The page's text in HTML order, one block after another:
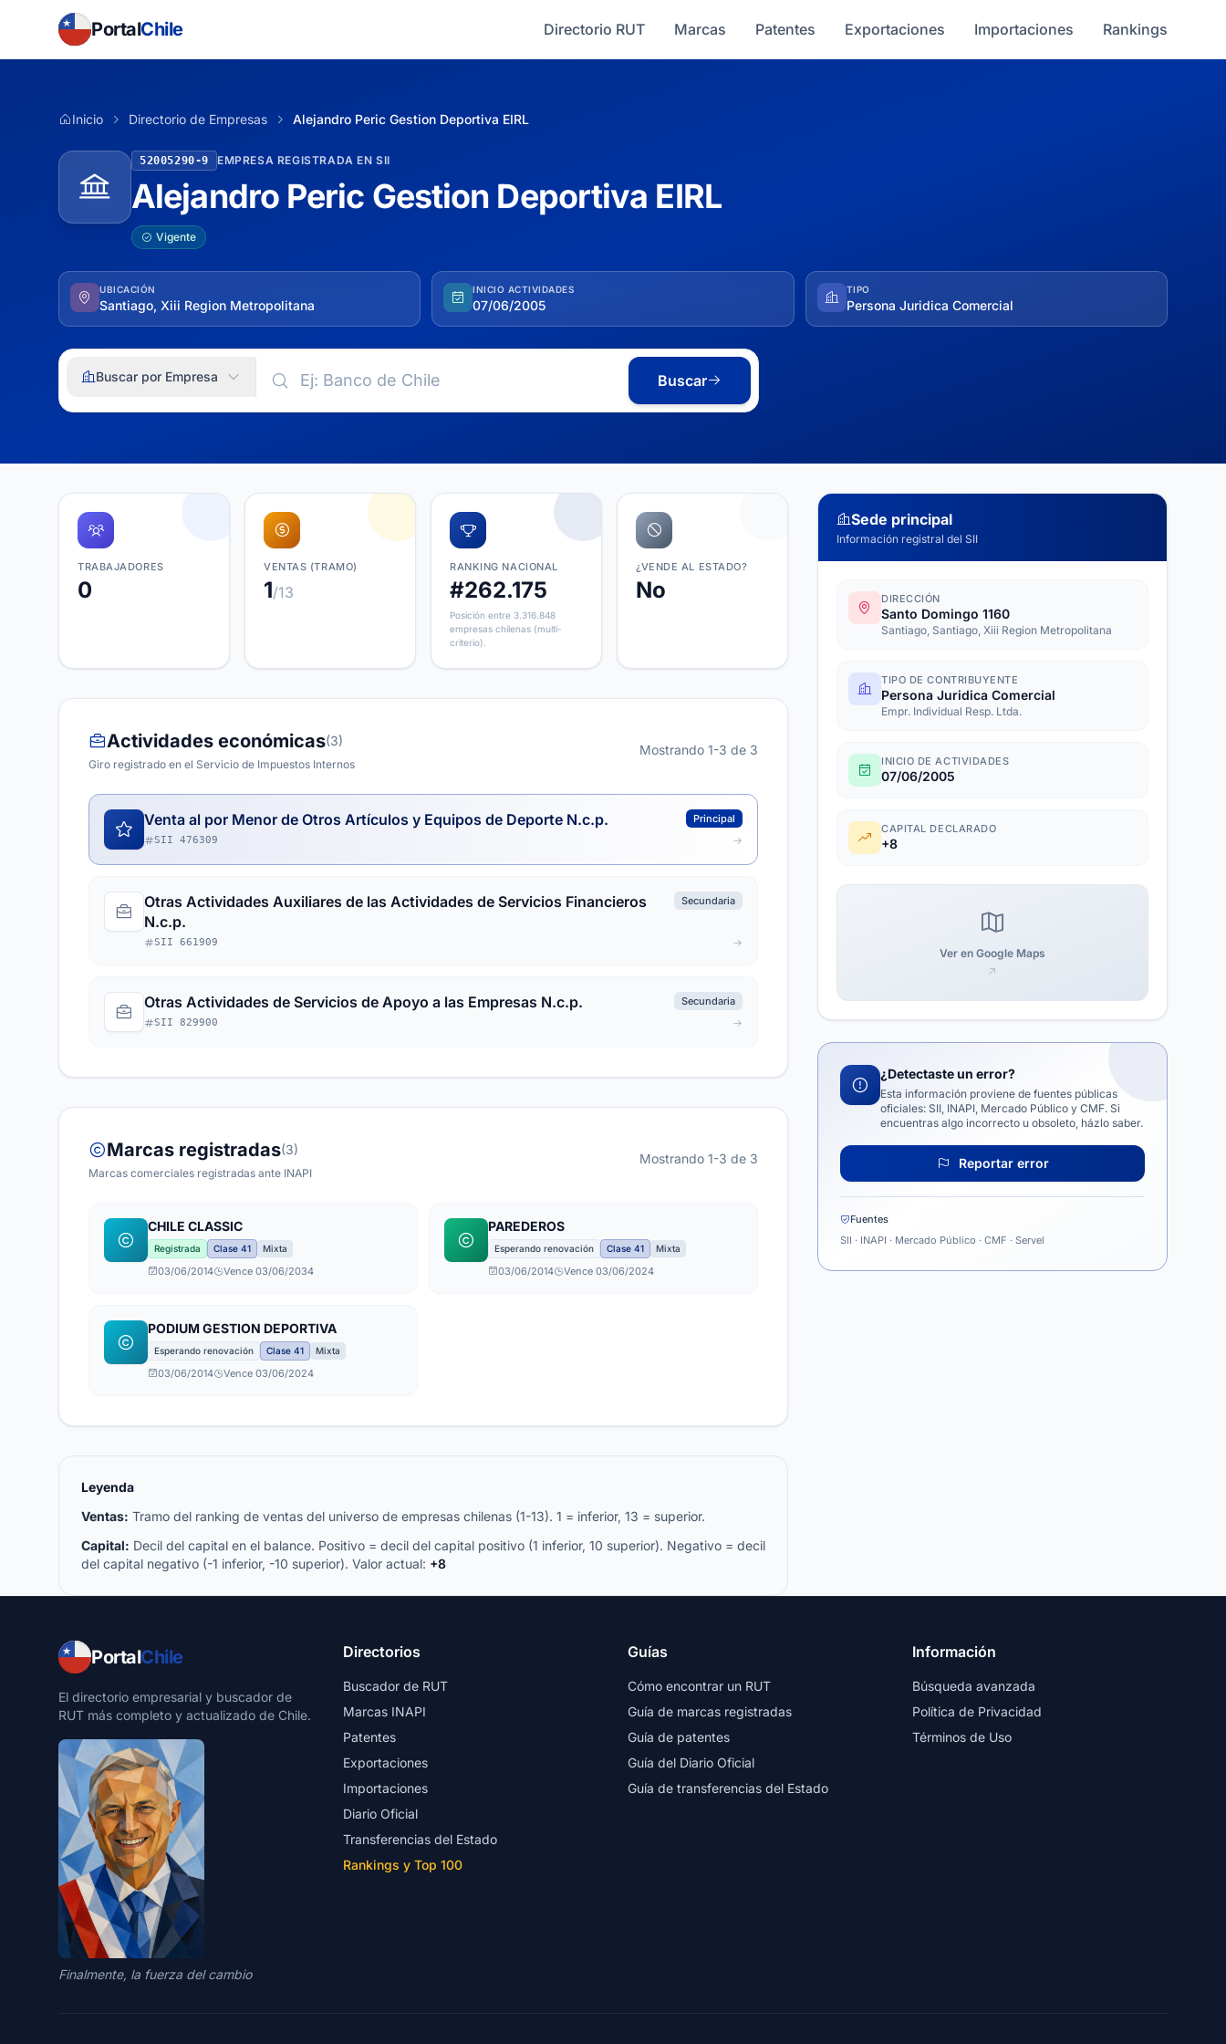
PortalChile Directorio RUT Marcas Patentes Exportaciones Importaciones Rankings
Inicio Directorio de Empresas Alejandro Peric Gestion Deportiva EIRL
52005290-9 EMPRESA REGISTRADA EN SII
Alejandro Peric Gestion Deportiva EIRL
Vigente
UBICACIÓN
Santiago, Xiii Region Metropolitana
INICIO ACTIVIDADES
07/06/2005
TIPO
Persona Juridica Comercial
Buscar por Empresa Buscar
TRABAJADORES
0
VENTAS (TRAMO)
1/13
RANKING NACIONAL
#262.175
Posición entre 3.316.848
empresas chilenas (multi-
criterio).
¿VENDE AL ESTADO?
No
Actividades económicas(3)
Giro registrado en el Servicio de Impuestos Internos
Mostrando 1-3 de 3
Venta al por Menor de Otros Artículos y Equipos de Deporte N.c.p. Principal
SII 476309
Otras Actividades Auxiliares de las Actividades de Servicios Financieros
N.c.p.
Secundaria
SII 661909
Otras Actividades de Servicios de Apoyo a las Empresas N.c.p. Secundaria
SII 829900
Marcas registradas(3)
Marcas comerciales registradas ante INAPI
Mostrando 1-3 de 3
CHILE CLASSIC
Registrada Clase 41 Mixta
03/06/2014 Vence 03/06/2034
PAREDEROS
Esperando renovación Clase 41 Mixta
03/06/2014 Vence 03/06/2024
PODIUM GESTION DEPORTIVA
Esperando renovación Clase 41 Mixta
03/06/2014 Vence 03/06/2024
Leyenda
Ventas: Tramo del ranking de ventas del universo de empresas chilenas (1-13). 1 = inferior, 13 = superior.
Capital: Decil del capital en el balance. Positivo = decil del capital positivo (1 inferior, 10 superior). Negativo = decil
del capital negativo (-1 inferior, -10 superior). Valor actual: +8
Sede principal
Información registral del SII
DIRECCIÓN
Santo Domingo 1160
Santiago, Santiago, Xiii Region Metropolitana
TIPO DE CONTRIBUYENTE
Persona Juridica Comercial
Empr. Individual Resp. Ltda.
INICIO DE ACTIVIDADES
07/06/2005
CAPITAL DECLARADO
+8
Ver en Google Maps
¿Detectaste un error?
Esta información proviene de fuentes públicas
oficiales: SII, INAPI, Mercado Público y CMF. Si
encuentras algo incorrecto u obsoleto, házlo saber.
Reportar error
Fuentes
SII · INAPI · Mercado Público · CMF · Servel
PortalChile
El directorio empresarial y buscador de
RUT más completo y actualizado de Chile.
Finalmente, la fuerza del cambio
Directorios
Buscador de RUT
Marcas INAPI
Patentes
Exportaciones
Importaciones
Diario Oficial
Transferencias del Estado
Rankings y Top 100
Guías
Cómo encontrar un RUT
Guía de marcas registradas
Guía de patentes
Guía del Diario Oficial
Guía de transferencias del Estado
Información
Búsqueda avanzada
Política de Privacidad
Términos de Uso